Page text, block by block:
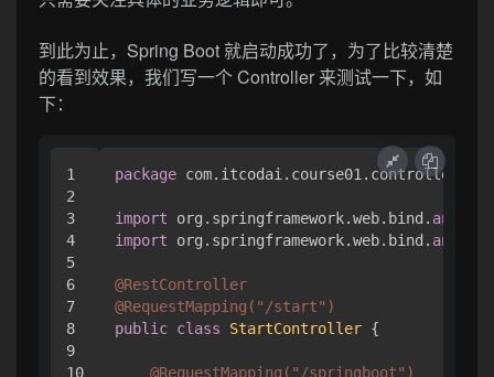
到此为止，Spring Boot 就启动成功了，为了比较清楚
的看到效果，我们写一个 Controller 来测试一下，如
下：
1
2
3
4
5
6
7
8
9
10
package com.itcodai.course01.controller;
import org.springframework.web.bind.
import org.springframework.web.bind.
@RestController
@RequestMapping( "/start" )
public class StartController {
@RequestMapping( "/springboot" )